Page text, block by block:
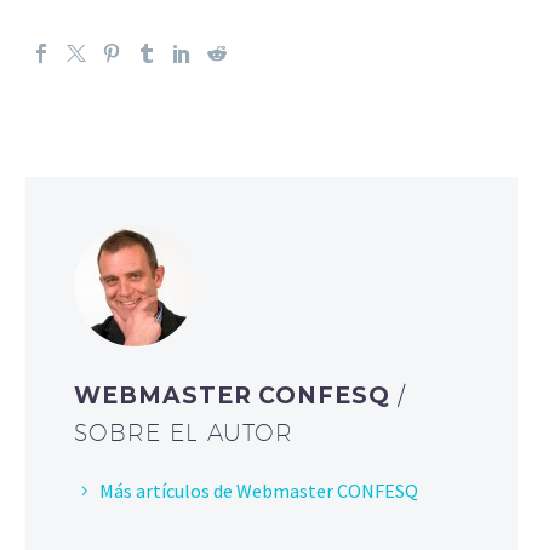
WEBMASTER CONFESQ/
SOBRE EL AUTOR
Más artículos de Webmaster CONFESQ